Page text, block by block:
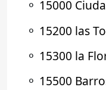
⚬ 15000
⚬ 15200 las
⚬ 15300 la
⚬ 15500